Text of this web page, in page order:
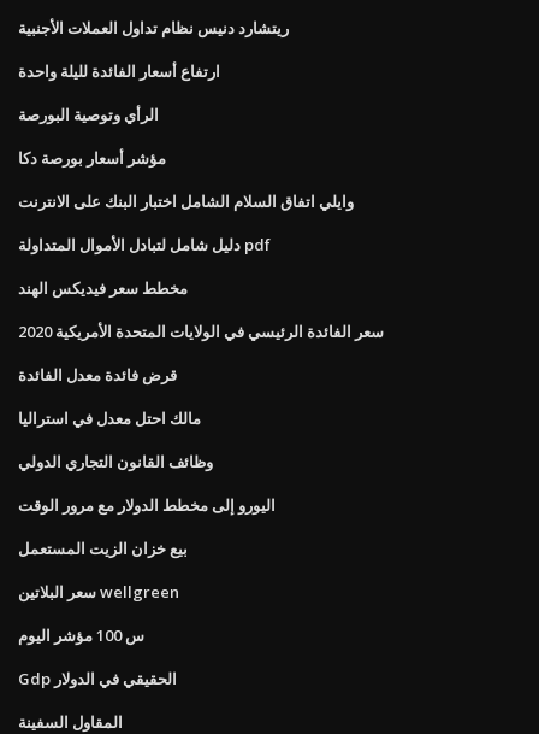
ريتشارد دنيس نظام تداول العملات الأجنبية
ارتفاع أسعار الفائدة لليلة واحدة
الرأي وتوصية البورصة
مؤشر أسعار بورصة دكا
وايلي اتفاق السلام الشامل اختبار البنك على الانترنت
دليل شامل لتبادل الأموال المتداولة pdf
مخطط سعر فيديكس الهند
سعر الفائدة الرئيسي في الولايات المتحدة الأمريكية 2020
قرض فائدة معدل الفائدة
مالك احتل معدل في استراليا
وظائف القانون التجاري الدولي
اليورو إلى مخطط الدولار مع مرور الوقت
بيع خزان الزيت المستعمل
سعر البلاتين wellgreen
س 100 مؤشر اليوم
Gdp الحقيقي في الدولار
المقاول السفينة